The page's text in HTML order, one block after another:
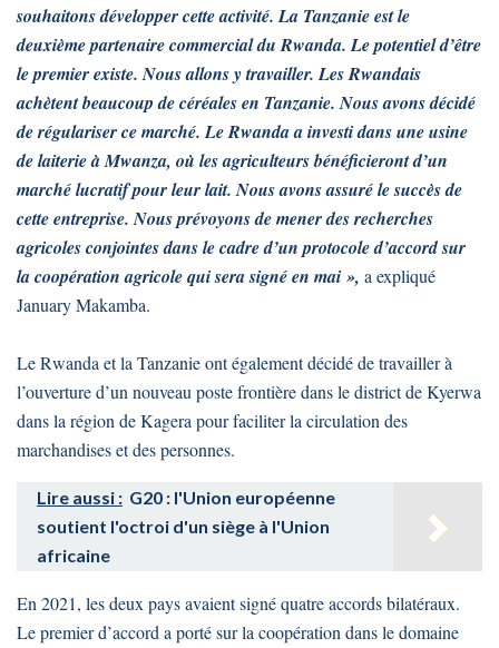
souhaitons développer cette activité. La Tanzanie est le
deuxième partenaire commercial du Rwanda. Le potentiel d’être
le premier existe. Nous allons y travailler. Les Rwandais
achètent beaucoup de céréales en Tanzanie. Nous avons décidé
de régulariser ce marché. Le Rwanda a investi dans une usine
de laiterie à Mwanza, où les agriculteurs bénéficieront d’un
marché lucratif pour leur lait. Nous avons assuré le succès de
cette entreprise. Nous prévoyons de mener des recherches
agricoles conjointes dans le cadre d’un protocole d’accord sur
la coopération agricole qui sera signé en mai », a expliqué
January Makamba.
Le Rwanda et la Tanzanie ont également décidé de travailler à
l’ouverture d’un nouveau poste frontière dans le district de Kyerwa
dans la région de Kagera pour faciliter la circulation des
marchandises et des personnes.
Lire aussi : G20 : l'Union européenne
soutient l'octroi d'un siège à l'Union
africaine
En 2021, les deux pays avaient signé quatre accords bilatéraux.
Le premier d’accord a porté sur la coopération dans le domaine